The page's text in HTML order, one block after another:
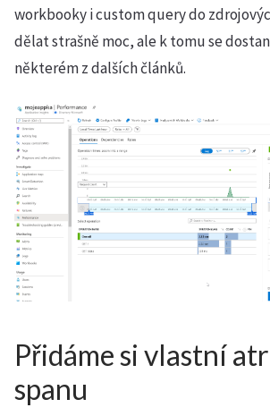
workbooky i custom query do
dělat strašně moc, ale k tomu se
některém z dalších článků.
Přidáme si vlastní
spanu